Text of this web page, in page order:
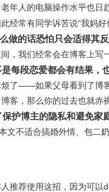
年人的电脑操作水平也
经常有同学诉苦说“我妈
做的话恐怕只会适得其
，我们经常会在博客上
是每段恋爱都会有结果，
了——如果父母看到了博
客，那么你的过去也就
保护博主的隐私和避免家
文不适合搞婚外情、包二奶
推荐使用这招，因为可